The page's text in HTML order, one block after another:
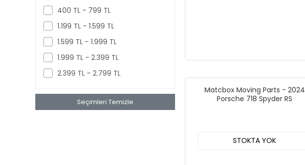
Jada Toys
Jurassic World
400 TL - 799 TL
1.199 TL - 1.599 TL
1.599 TL - 1.999 TL
1.999 TL - 2.399 TL
2.399 TL - 2.799 TL
Seçimleri Temizle
Matcbox Moving Parts - 2024
Porsche 718 Spyder RS
STOKTA YOK